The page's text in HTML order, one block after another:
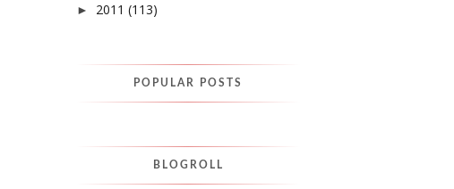
► 2011 (113)
POPULAR POSTS
BLOGROLL